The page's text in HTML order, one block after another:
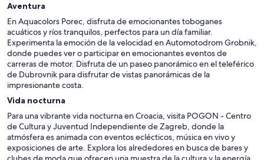
Aventura
En Aquacolors Porec, disfruta de emocionantes toboganes
acuáticos y ríos tranquilos, perfectos para un día familiar.
Experimenta la emoción de la velocidad en Automotodrom Grobnik,
donde puedes ver o participar en emocionantes eventos de
carreras de motor. Disfruta de un paseo panorámico en el teleférico
de Dubrovnik para disfrutar de vistas panorámicas de la
impresionante costa.
Vida nocturna
Para una vibrante vida nocturna en Croacia, visita POGON - Centro
de Cultura y Juventud Independiente de Zagreb, donde la
atmósfera es animada con eventos eclécticos, música en vivo y
exposiciones de arte. Explora los alrededores en busca de bares y